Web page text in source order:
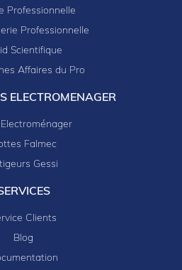
Professionnelle
Professionnelle
Scientifique
Affaires du Pro
ELECTROMENAGER
Falmec
Gessi
Clients
Blog